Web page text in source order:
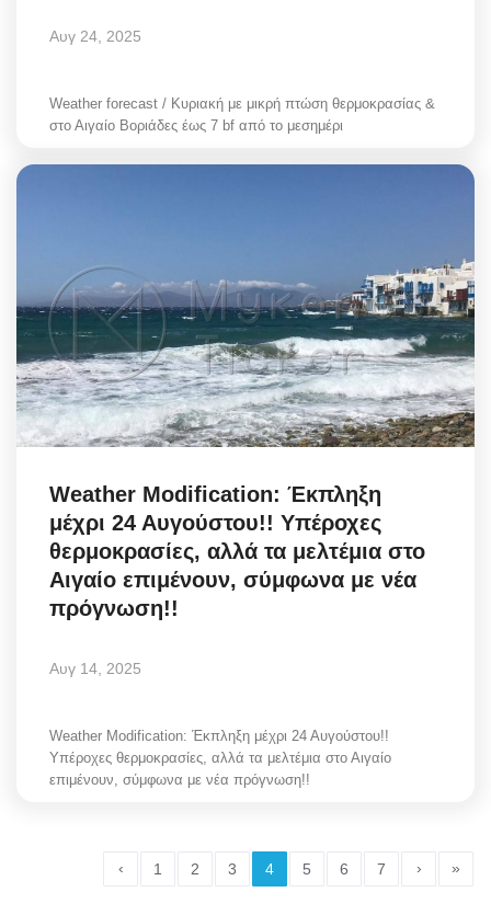
Αυγ 24, 2025
Weather forecast / Κυριακή με μικρή πτώση θερμοκρασίας &
στο Αιγαίο Βοριάδες έως 7 bf από το μεσημέρι
Weather Modification: Έκπληξη
μέχρι 24 Αυγούστου!! Υπέροχες
θερμοκρασίες, αλλά τα μελτέμια στο
Αιγαίο επιμένουν, σύμφωνα με νέα
πρόγνωση!!
Αυγ 14, 2025
Weather Modification: Έκπληξη μέχρι 24 Αυγούστου!!
Υπέροχες θερμοκρασίες, αλλά τα μελτέμια στο Αιγαίο
επιμένουν, σύμφωνα με νέα πρόγνωση!!
‹ 1 2 3 4 5 6 7 › »